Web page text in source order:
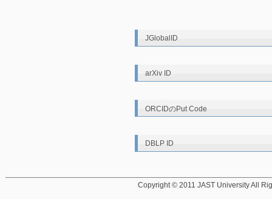
JGlobalID
arXiv ID
ORCIDのPut Code
DBLP ID